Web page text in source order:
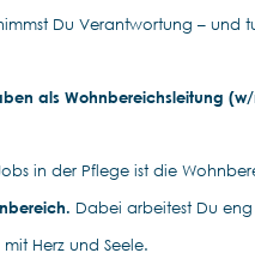
Du Verantwortung – und
als Wohnbereichsleitung
in der Pflege ist die
Dabei arbeitest Du eng
Herz und Seele.